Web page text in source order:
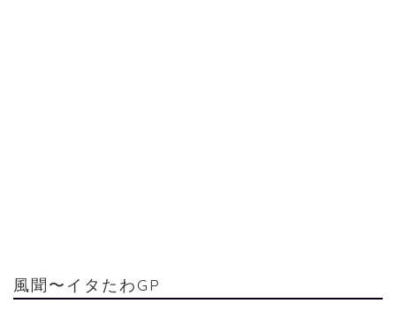
風聞〜イタたわGP